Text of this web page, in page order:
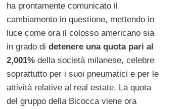
ha prontamente comunicato il
cambiamento in questione, mettendo in
luce come ora il colosso americano sia
in grado di detenere una quota pari al
2,001%della società milanese, celebre
soprattutto per i suoi pneumatici e per le
attività relative al real estate. La quota
del gruppo della Bicocca viene ora